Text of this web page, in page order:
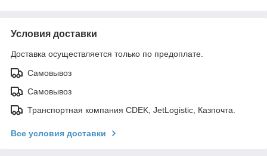
Условия доставки
Доставка осуществляется только по предоплате.
Самовывоз
Самовывоз
Транспортная компания CDEK, JetLogistic, Казпочта.
Все условия доставки